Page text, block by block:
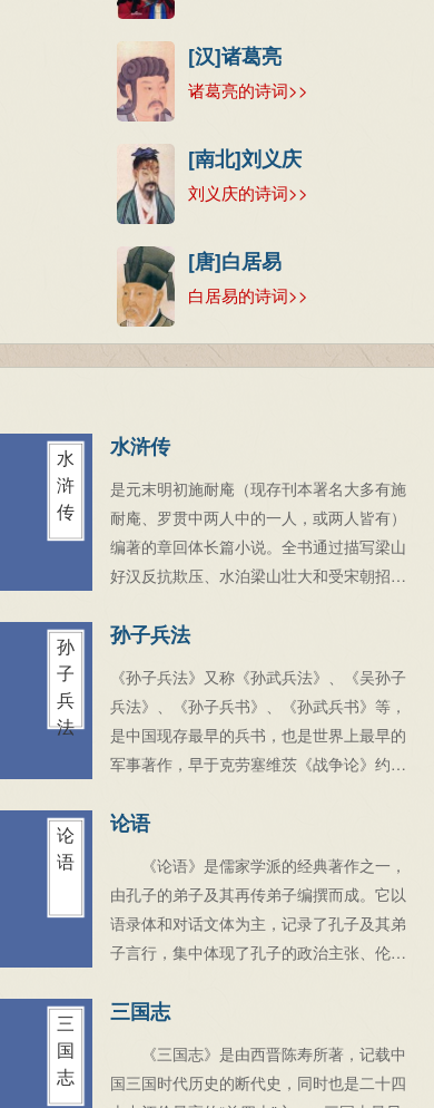
[汉]诸葛亮
诸葛亮的诗词>>
[南北]刘义庆
刘义庆的诗词>>
[唐]白居易
白居易的诗词>>
水
浒
传
水浒传
是元末明初施耐庵（现存刊本署名大多有施
耐庵、罗贯中两人中的一人，或两人皆有）
编著的章回体长篇小说。全书通过描写梁山
好汉反抗欺压、水泊梁山壮大和受宋朝招
宏大故事，艺术地反映了中国历史上宋江起
示了起义的社会根源，满腔热情地歌颂了起
义英雄的反抗斗争和他们的社会理想，也具
体揭示了起义失败的内在历史原因。《水浒
传》是中国古典四大名著之一，问世后，在
社会上产生了巨大的影响，成了后世中国小
说创作的典范。
孙
子
兵
法
孙子兵法
《孙子兵法》又称《孙武兵法》、《吴孙子
兵法》、《孙子兵书》、《孙武兵书》等，
是中国现存最早的兵书，也是世界上最早的
军事著作，早于克劳塞维茨《战争论》约
右，一共十三篇。作者为春秋时祖籍齐国乐
代军事文化遗产中的璀璨瑰宝，优秀传统文
化的重要组成部分，是古代军事思想精华的
集中体现。
论
语
论语
《论语》是儒家学派的经典著作之一，
由孔子的弟子及其再传弟子编撰而成。它以
语录体和对话文体为主，记录了孔子及其弟
子言行，集中体现了孔子的政治主张、伦理
《中庸》《孟子》《诗经》《尚书》《礼
行本《论语》共二十篇。
三
国
志
三国志
《三国志》是由西晋陈寿所著，记载中
国三国时代历史的断代史，同时也是二十四